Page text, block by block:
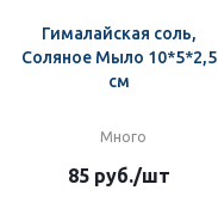
Гималайская соль,
Соляное Мыло 10*5*2,5
см
Много
85руб./шт